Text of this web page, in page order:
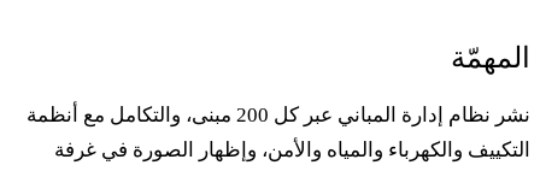
نشر نظام إدارة المباني عبر كل 200 مبنى، والتكامل مع أنظمة
والكهرباء والمياه والأمن، وإظهار الصورة في غرفة